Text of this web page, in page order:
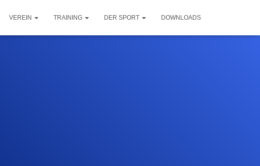
VEREIN TRAINING DER SPORT DOWNLOADS